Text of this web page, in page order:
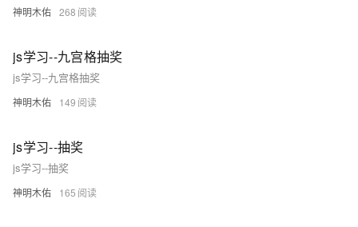
神明木佑 268
js学习--九宫格抽奖
js学习--九宫格抽奖
神明木佑 149
js学习--抽奖
js学习--抽奖
神明木佑 165